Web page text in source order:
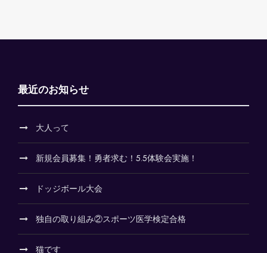
最近のお知らせ
大人って
新規会員募集！勇者求む！5.5体験会実施！
ドッジボール大会
独自の取り組み②スポーツ医学検定合格
猫です